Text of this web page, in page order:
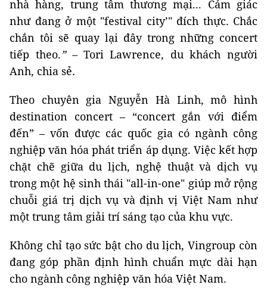
nhà hàng, trung tâm thương mại... Cảm giác
như đang ở một "festival city’" đích thực. Chắc
chắn tôi sẽ quay lại đây trong những concert
tiếp theo.” – Tori Lawrence, du khách người
Anh, chia sẻ.
Theo chuyên gia Nguyễn Hà Linh, mô hình
destination concert – “concert gắn với điểm
đến” – vốn được các quốc gia có ngành công
nghiệp văn hóa phát triển áp dụng. Việc kết hợp
chặt chẽ giữa du lịch, nghệ thuật và dịch vụ
trong một hệ sinh thái "all-in-one" giúp mở rộng
chuỗi giá trị dịch vụ và định vị Việt Nam như
một trung tâm giải trí sáng tạo của khu vực.
Không chỉ tạo sức bật cho du lịch, Vingroup còn
đang góp phần định hình chuẩn mực dài hạn
cho ngành công nghiệp văn hóa Việt Nam.